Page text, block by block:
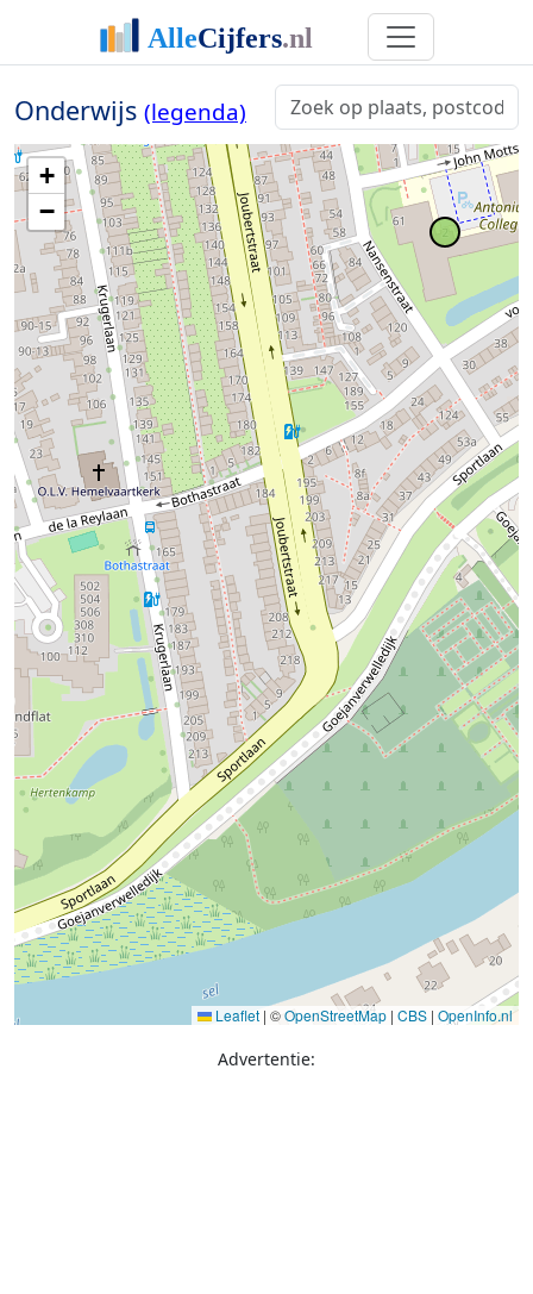
Onderwijs (legenda)
+
−
Leaflet | ©OpenStreetMap | CBS | OpenInfo.nl
Advertentie: